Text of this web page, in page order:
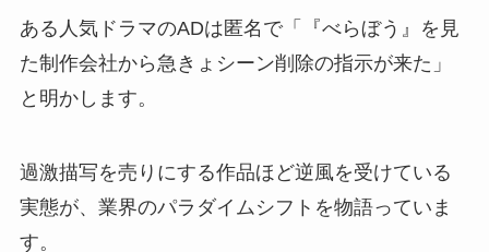
ある人気ドラマのADは匿名で「『べらぼう』を見
た制作会社から急きょシーン削除の指示が来た」
と明かします。
過激描写を売りにする作品ほど逆風を受けている
実態が、業界のパラダイムシフトを物語っていま
す。